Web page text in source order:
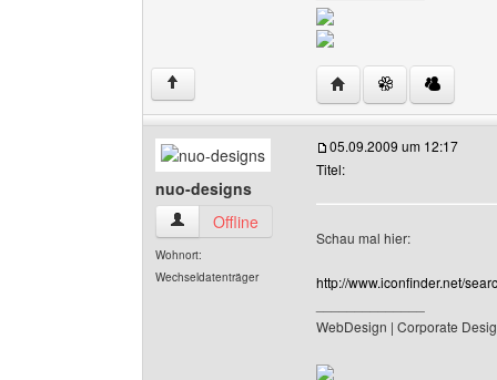
↑ Website dieses
nuo-designs
nuo-designs Benutzer-Profile anzeigen
Offline
Wohnort:
Wechseldatenträger
05.09.2009 um 12:17
Titel:
Schau mal hier:
http://www.iconfinder.net/
WebDesign | Corporate